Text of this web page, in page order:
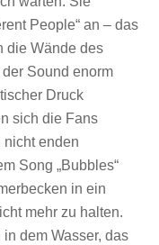
People“ an – das
die Wände des
Sound enorm
Druck
sich die Fans
nicht enden
Song „Bubbles“
in ein
mehr zu halten.
dem Wasser, das